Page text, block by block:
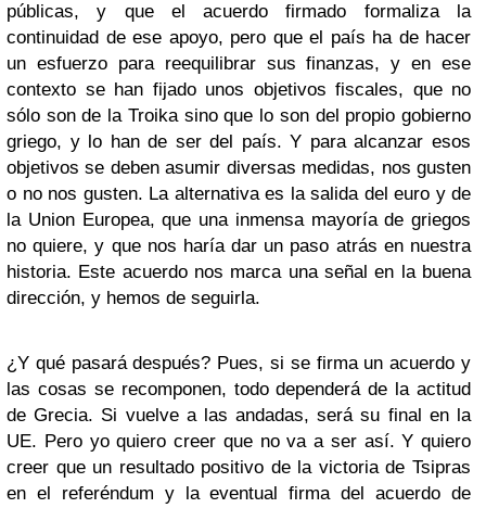
públicas, y que el acuerdo firmado formaliza la
continuidad de ese apoyo, pero que el país ha de hacer
un esfuerzo para reequilibrar sus finanzas, y en ese
contexto se han fijado unos objetivos fiscales, que no
sólo son de la Troika sino que lo son del propio gobierno
griego, y lo han de ser del país. Y para alcanzar esos
objetivos se deben asumir diversas medidas, nos gusten
o no nos gusten. La alternativa es la salida del euro y de
la Union Europea, que una inmensa mayoría de griegos
no quiere, y que nos haría dar un paso atrás en nuestra
historia. Este acuerdo nos marca una señal en la buena
dirección, y hemos de seguirla.
¿Y qué pasará después? Pues, si se firma un acuerdo y
las cosas se recomponen, todo dependerá de la actitud
de Grecia. Si vuelve a las andadas, será su final en la
UE. Pero yo quiero creer que no va a ser así. Y quiero
creer que un resultado positivo de la victoria de Tsipras
en el referéndum y la eventual firma del acuerdo de